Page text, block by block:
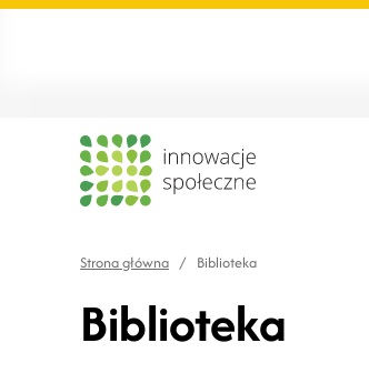
Strona główna / Biblioteka
Biblioteka